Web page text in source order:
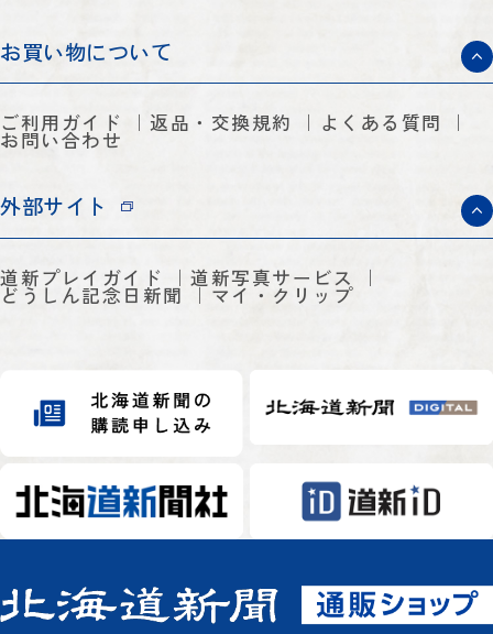
お買い物について
ご利用ガイド 返品・交換規約 よくある質問
お問い合わせ
外部サイト
道新プレイガイド 道新写真サービス
どうしん記念日新聞 マイ・クリップ